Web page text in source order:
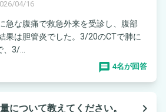
04/16
急な腹痛で救急外来を受診し、腹部
果は胆管炎でした。3/20のCTで肺に
3/...
4名が回答
について教えてください。 navigate_next